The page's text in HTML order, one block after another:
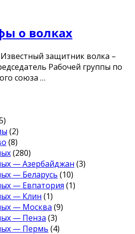
о волках
защитник волка –
Рабочей группы по
союза …
(2)
(8)
(280)
— Азербайджан (3)
— Беларусь (10)
— Евпатория (1)
— Клин (1)
— Москва (9)
— Пенза (3)
— Пермь (4)